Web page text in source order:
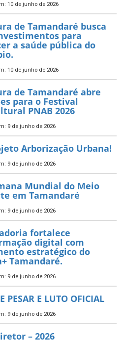
Aldir Blanc
tem Plano de
de Recursos (PAR)
de 2025
conquista Selo
do Sebrae pelo
ano consecutivo e
excelência no apoio ao
10 de junho de 2026
de Tamandaré busca
para
a saúde pública do
10 de junho de 2026
de Tamandaré abre
para o Festival
PNAB 2026
Arborização Urbana!